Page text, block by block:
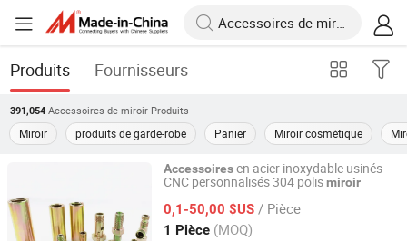
Produits Fournisseurs
391,054 Accessoires de miroir Produits
Miroir produits de garde-robe Panier Miroir cosmétique
Accessoiresen acier inoxydable usinés
CNC personnalisés 304 polismiroir
0,1-50,00 $US / Pièce
1 Pièce (MOQ)
Ningbo Inunion Import and Export Co., Ltd.
Zhejiang, China Depuis 2024